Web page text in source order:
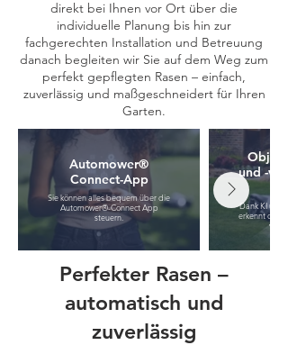
direkt bei Ihnen vor Ort über die
individuelle Planung bis hin zur
fachgerechten Installation und Betreuung
danach begleiten wir Sie auf dem Weg zum
perfekt gepflegten Rasen – einfach,
zuverlässig und maßgeschneidert für Ihren
Garten.
Automower®
Connect-App
Sie können alles bequem über die
Automower®-Connect App
steuern.
und -
Dank KI und
erkennt der
vor
Perfekter Rasen –
automatisch und
zuverlässig